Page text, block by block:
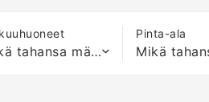
Mikä tahansa määrä sänkyjä
Pinta-ala